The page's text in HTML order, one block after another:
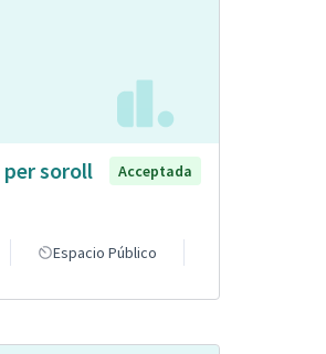
soroll
Acceptada
Espacio Público